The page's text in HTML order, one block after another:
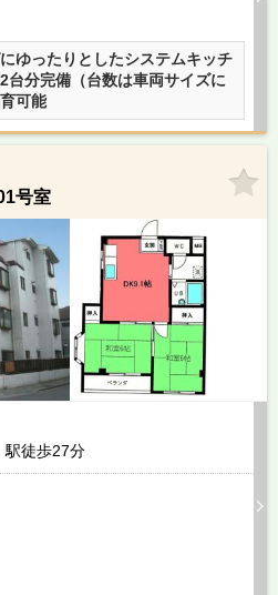
ゆったりとしたシステムキッチ
台分完備（台数は車両サイズに
可能
号室
駅徒歩27分